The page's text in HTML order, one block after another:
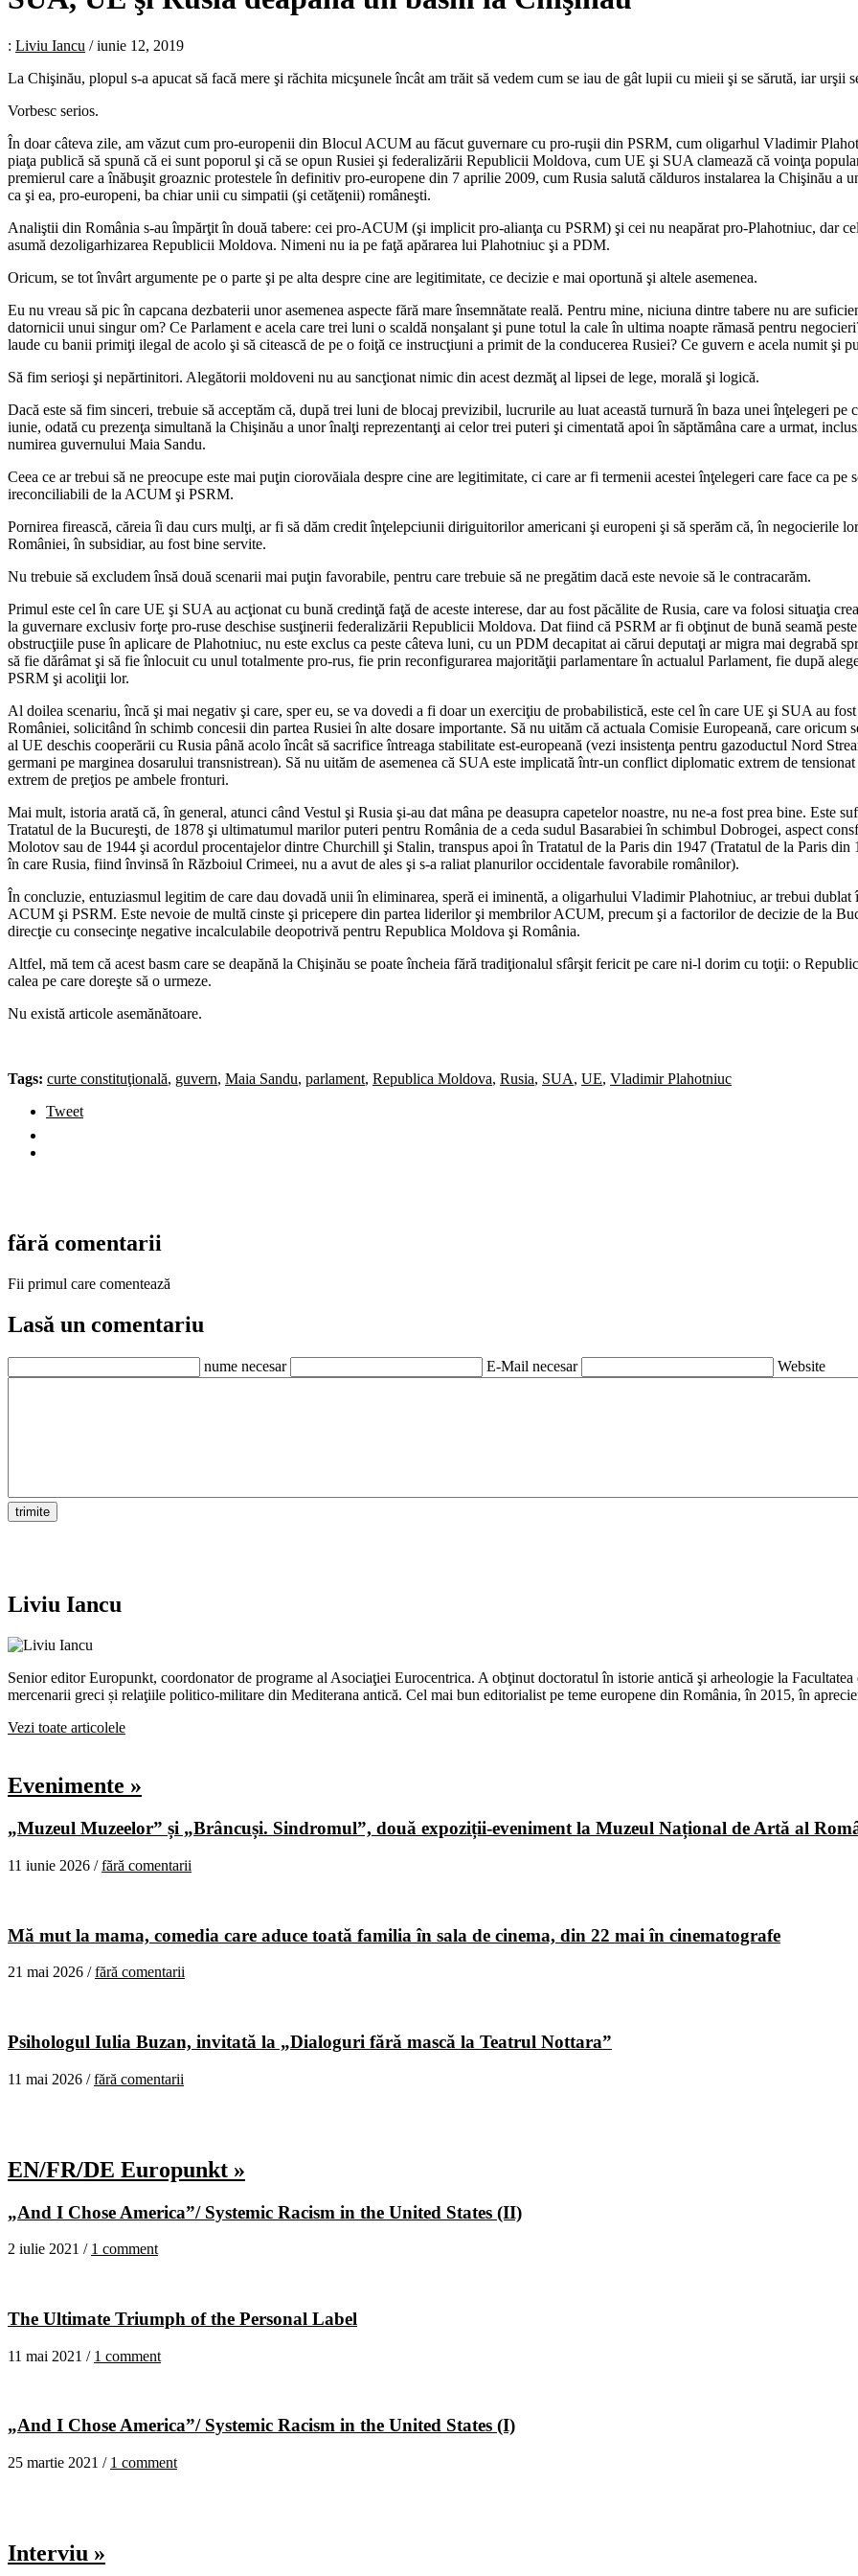
: Liviu Iancu /iunie 12, 2019
La Chişinău, plopul s-a apucat să facă mere şi răchita micşunele încât am trăit să vedem cum se iau de gât lupii cu mieii şi se sărută, iar urşii
Vorbesc serios.
În doar câteva zile, am văzut cum pro-europenii din Blocul ACUM au făcut guvernare cu pro-ruşii din PSRM, cum oligarhul Vladimir
piaţa publică să spună că ei sunt poporul şi că se opun Rusiei şi federalizării Republicii Moldova, cum UE şi SUA clamează că voinţa
premierul care a înăbuşit groaznic protestele în definitiv pro-europene din 7 aprilie 2009, cum Rusia salută călduros instalarea la Chişinău
ca şi ea, pro-europeni, ba chiar unii cu simpatii (şi cetăţenii) româneşti.
Analiştii din România s-au împărţit în două tabere: cei pro-ACUM (şi implicit pro-alianţa cu PSRM) şi cei nu neapărat pro-Plahotniuc, dar
asumă dezoligarhizarea Republicii Moldova. Nimeni nu ia pe faţă apărarea lui Plahotniuc şi a PDM.
Oricum, se tot învârt argumente pe o parte şi pe alta despre cine are legitimitate, ce decizie e mai oportună şi altele asemenea.
Eu nu vreau să pic în capcana dezbaterii unor asemenea aspecte fără mare însemnătate reală. Pentru mine, niciuna dintre tabere nu are
datornicii unui singur om? Ce Parlament e acela care trei luni o scaldă nonşalant şi pune totul la cale în ultima noapte rămasă pentru
laude cu banii primiţi ilegal de acolo şi să citească de pe o foiţă ce instrucţiuni a primit de la conducerea Rusiei? Ce guvern e acela numit şi
Să fim serioşi şi nepărtinitori. Alegătorii moldoveni nu au sancţionat nimic din acest dezmăţ al lipsei de lege, morală şi logică.
Dacă este să fim sinceri, trebuie să acceptăm că, după trei luni de blocaj previzibil, lucrurile au luat această turnură în baza unei înţelegeri
iunie, odată cu prezenţa simultană la Chişinău a unor înalţi reprezentanţi ai celor trei puteri şi cimentată apoi în săptămâna care a urmat,
numirea guvernului Maia Sandu.
Ceea ce ar trebui să ne preocupe este mai puţin ciorovăiala despre cine are legitimitate, ci care ar fi termenii acestei înţelegeri care face ca
ireconciliabili de la ACUM şi PSRM.
Pornirea firească, căreia îi dau curs mulţi, ar fi să dăm credit înţelepciunii diriguitorilor americani şi europeni şi să sperăm că, în negocierile
României, în subsidiar, au fost bine servite.
Nu trebuie să excludem însă două scenarii mai puţin favorabile, pentru care trebuie să ne pregătim dacă este nevoie să le contracarăm.
Primul este cel în care UE şi SUA au acţionat cu bună credinţă faţă de aceste interese, dar au fost păcălite de Rusia, care va folosi situaţia
la guvernare exclusiv forţe pro-ruse deschise susţinerii federalizării Republicii Moldova. Dat fiind că PSRM ar fi obţinut de bună seamă
obstrucţiile puse în aplicare de Plahotniuc, nu este exclus ca peste câteva luni, cu un PDM decapitat ai cărui deputaţi ar migra mai degrabă
să fie dărâmat şi să fie înlocuit cu unul totalmente pro-rus, fie prin reconfigurarea majorităţii parlamentare în actualul Parlament, fie după
PSRM şi acoliţii lor.
Al doilea scenariu, încă şi mai negativ şi care, sper eu, se va dovedi a fi doar un exerciţiu de probabilistică, este cel în care UE şi SUA au
României, solicitând în schimb concesii din partea Rusiei în alte dosare importante. Să nu uităm că actuala Comisie Europeană, care oricum
al UE deschis cooperării cu Rusia până acolo încât să sacrifice întreaga stabilitate est-europeană (vezi insistenţa pentru gazoductul Nord
germani pe marginea dosarului transnistrean). Să nu uităm de asemenea că SUA este implicată într-un conflict diplomatic extrem de
extrem de preţios pe ambele fronturi.
Mai mult, istoria arată că, în general, atunci când Vestul şi Rusia şi-au dat mâna pe deasupra capetelor noastre, nu ne-a fost prea bine. Este
Tratatul de la Bucureşti, de 1878 şi ultimatumul marilor puteri pentru România de a ceda sudul Basarabiei în schimbul Dobrogei, aspect
Molotov sau de 1944 şi acordul procentajelor dintre Churchill şi Stalin, transpus apoi în Tratatul de la Paris din 1947 (Tratatul de la Paris
în care Rusia, fiind învinsă în Războiul Crimeei, nu a avut de ales şi s-a raliat planurilor occidentale favorabile românilor).
În concluzie, entuziasmul legitim de care dau dovadă unii în eliminarea, speră ei iminentă, a oligarhului Vladimir Plahotniuc, ar trebui
ACUM şi PSRM. Este nevoie de multă cinste şi pricepere din partea liderilor şi membrilor ACUM, precum şi a factorilor de decizie de la
direcţie cu consecinţe negative incalculabile deopotrivă pentru Republica Moldova şi România.
Altfel, mă tem că acest basm care se deapănă la Chişinău se poate încheia fără tradiţionalul sfârşit fericit pe care ni-l dorim cu toţii: o
calea pe care doreşte să o urmeze.
Nu există articole asemănătoare.
Tags: curte constituţională, guvern, Maia Sandu, parlament, Republica Moldova, Rusia, SUA, UE, Vladimir Plahotniuc
Tweet
fără comentarii
Fii primul care comentează
Lasă un comentariu
nume necesar E-Mail necesar Website
Liviu Iancu
Senior editor Europunkt, coordonator de programe al Asociaţiei Eurocentrica. A obţinut doctoratul în istorie antică şi arheologie la
mercenarii greci și relaţiile politico-militare din Mediterana antică. Cel mai bun editorialist pe teme europene din România, în 2015, în
Vezi toate articolele
Evenimente »
„Muzeul Muzeelor” și „Brâncuși. Sindromul”, două expoziții-eveniment la Muzeul Național de Artă al
11 iunie 2026 /fără comentarii
Mă mut la mama, comedia care aduce toată familia în sala de cinema, din 22 mai în cinematografe
21 mai 2026 /fără comentarii
Psihologul Iulia Buzan, invitată la „Dialoguri fără mască la Teatrul Nottara”
11 mai 2026 /fără comentarii
EN/FR/DE Europunkt »
„And I Chose America”/ Systemic Racism in the United States (II)
2 iulie 2021 / 1 comment
The Ultimate Triumph of the Personal Label
11 mai 2021 / 1 comment
„And I Chose America”/ Systemic Racism in the United States (I)
25 martie 2021 / 1 comment
Interviu »